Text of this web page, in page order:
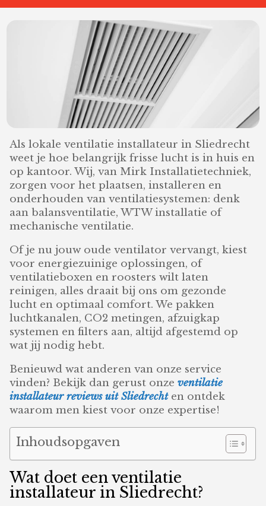
Als lokale ventilatie installateur in Sliedrecht
weet je hoe belangrijk frisse lucht is in huis en
op kantoor. Wij, van Mirk Installatietechniek,
zorgen voor het plaatsen, installeren en
onderhouden van ventilatiesystemen: denk
aan balansventilatie, WTW installatie of
mechanische ventilatie.
Of je nu jouw oude ventilator vervangt, kiest
voor energiezuinige oplossingen, of
ventilatieboxen en roosters wilt laten
reinigen, alles draait bij ons om gezonde
lucht en optimaal comfort. We pakken
luchtkanalen, CO2 metingen, afzuigkap
systemen en filters aan, altijd afgestemd op
wat jij nodig hebt.
Benieuwd wat anderen van onze service
vinden? Bekijk dan gerust onzeventilatie
installateur reviews uit Sliedrechten ontdek
waarom men kiest voor onze expertise!
Inhoudsopgaven
Wat doet een ventilatie
installateur in Sliedrecht?